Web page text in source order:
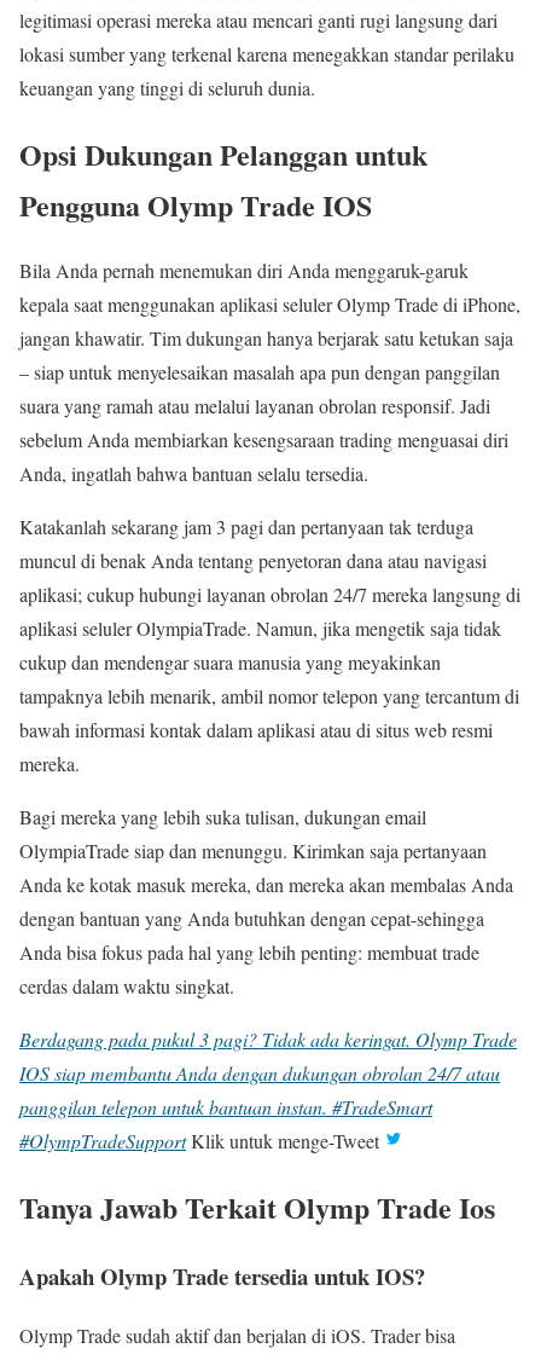
legitimasi operasi mereka atau mencari ganti rugi langsung dari
lokasi sumber yang terkenal karena menegakkan standar perilaku
keuangan yang tinggi di seluruh dunia.
Opsi Dukungan Pelanggan untuk
Pengguna Olymp Trade IOS
Bila Anda pernah menemukan diri Anda menggaruk-garuk
kepala saat menggunakan aplikasi seluler Olymp Trade di iPhone,
jangan khawatir. Tim dukungan hanya berjarak satu ketukan saja
– siap untuk menyelesaikan masalah apa pun dengan panggilan
suara yang ramah atau melalui layanan obrolan responsif. Jadi
sebelum Anda membiarkan kesengsaraan trading menguasai diri
Anda, ingatlah bahwa bantuan selalu tersedia.
Katakanlah sekarang jam 3 pagi dan pertanyaan tak terduga
muncul di benak Anda tentang penyetoran dana atau navigasi
aplikasi; cukup hubungi layanan obrolan 24/7 mereka langsung di
aplikasi seluler OlympiaTrade. Namun, jika mengetik saja tidak
cukup dan mendengar suara manusia yang meyakinkan
tampaknya lebih menarik, ambil nomor telepon yang tercantum di
bawah informasi kontak dalam aplikasi atau di situs web resmi
mereka.
Bagi mereka yang lebih suka tulisan, dukungan email
OlympiaTrade siap dan menunggu. Kirimkan saja pertanyaan
Anda ke kotak masuk mereka, dan mereka akan membalas Anda
dengan bantuan yang Anda butuhkan dengan cepat-sehingga
Anda bisa fokus pada hal yang lebih penting: membuat trade
cerdas dalam waktu singkat.
Berdagang pada pukul 3 pagi? Tidak ada keringat. Olymp Trade
IOS siap membantu Anda dengan dukungan obrolan 24/7 atau
panggilan telepon untuk bantuan instan. #TradeSmart
#OlympTradeSupportKlik untuk menge-Tweet
Tanya Jawab Terkait Olymp Trade Ios
Apakah Olymp Trade tersedia untuk IOS?
Olymp Trade sudah aktif dan berjalan di iOS. Trader bisa